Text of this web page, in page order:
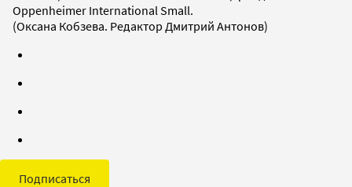
Oppenheimer International Small.
(Оксана Кобзева. Редактор Дмитрий Антонов)
Подписаться